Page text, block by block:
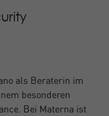
als Beraterin im
besonderen
Bei Materna ist